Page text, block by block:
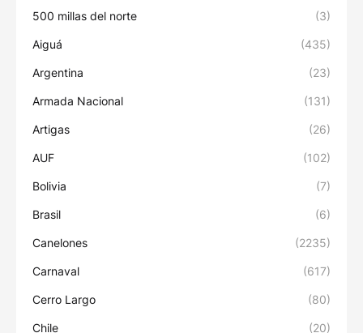
500 millas del norte (3)
Aiguá (435)
Argentina (23)
Armada Nacional (131)
Artigas (26)
AUF (102)
Bolivia (7)
Brasil (6)
Canelones (2235)
Carnaval (617)
Cerro Largo (80)
Chile (20)